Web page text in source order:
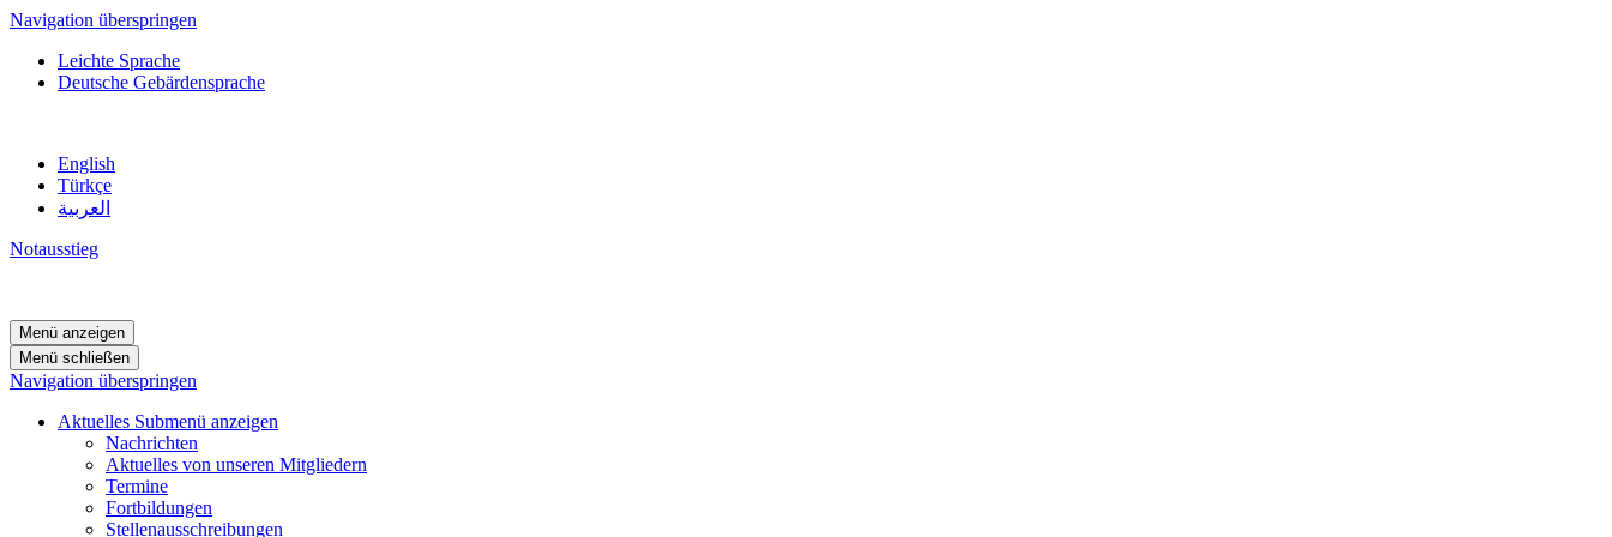
Navigation überspringen
Leichte Sprache
Deutsche Gebärdensprache
English
Türkçe
العربية
Notausstieg
Menü anzeigen
Menü schließen
Navigation überspringen
Aktuelles Submenü anzeigen
Nachrichten
Aktuelles von unseren Mitgliedern
Termine
Fortbildungen
Stellenausschreibungen